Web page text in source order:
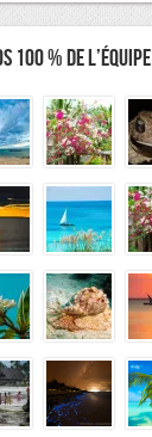
100 % De L’équipe